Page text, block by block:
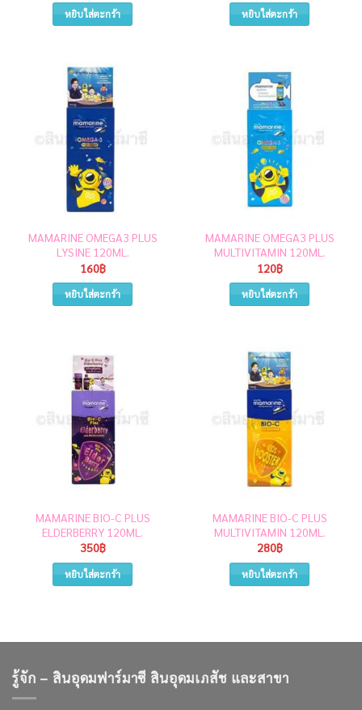
หยิบใส่ตะกร้า หยิบใส่ตะกร้า
MAMARINE OMEGA3 PLUS
LYSINE 120ML.
160฿
หยิบใส่ตะกร้า
MAMARINE OMEGA3 PLUS
MULTIVITAMIN 120ML.
120฿
หยิบใส่ตะกร้า
MAMARINE BIO-C PLUS
ELDERBERRY 120ML.
350฿
หยิบใส่ตะกร้า
MAMARINE BIO-C PLUS
MULTIVITAMIN 120ML.
280฿
หยิบใส่ตะกร้า
รู้จัก – สินอุดมฟาร์มาซี สินอุดมเภสัช และสาขา